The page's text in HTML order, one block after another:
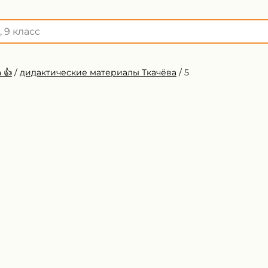
👍 / дидактические материалы Ткачёва / 5